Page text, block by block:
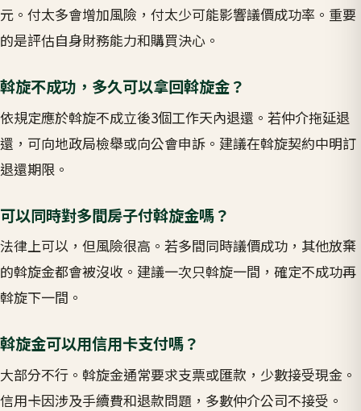
元。付太多會增加風險，付太少可能影響議價成功率。重要
的是評估自身財務能力和購買決心。
斡旋不成功，多久可以拿回斡旋金？
依規定應於斡旋不成立後3個工作天內退還。若仲介拖延退
還，可向地政局檢舉或向公會申訴。建議在斡旋契約中明訂
退還期限。
可以同時對多間房子付斡旋金嗎？
法律上可以，但風險很高。若多間同時議價成功，其他放棄
的斡旋金都會被沒收。建議一次只斡旋一間，確定不成功再
斡旋下一間。
斡旋金可以用信用卡支付嗎？
大部分不行。斡旋金通常要求支票或匯款，少數接受現金。
信用卡因涉及手續費和退款問題，多數仲介公司不接受。